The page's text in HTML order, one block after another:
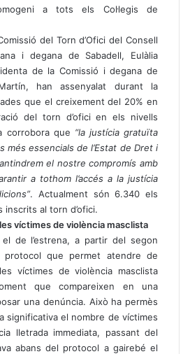
a tots els Col·legis de
del Torn d’Ofici del Consell
i degana de Sabadell, Eulàlia
de la Comissió i degana de
han assenyalat durant la
que el creixement del 20% en
del torn d’ofici en els nivells
corrobora que “la justícia gratuïta
més essencials de l’Estat de Dret i
el nostre compromís amb
a tothom l’accés a la justícia
. Actualment són 6.340 els
inscrits al torn d’ofici.
víctimes de violència masclista
el de l’estrena, a partir del segon
protocol que permet atendre de
víctimes de violència masclista
que compareixen en una
una denúncia. Això ha permès
significativa el nombre de víctimes
lletrada immediata, passant del
abans del protocol a gairebé el